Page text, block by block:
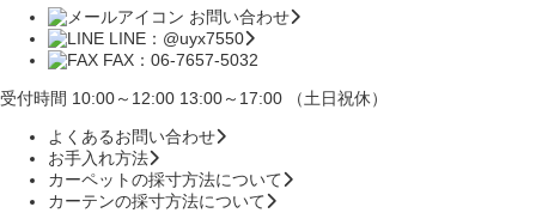
お問い合わせ
LINE：@uyx7550
FAX：06-7657-5032
受付時間 10:00～12:00 13:00～17:00 （土日祝休）
よくあるお問い合わせ
お手入れ方法
カーペットの採寸方法について
カーテンの採寸方法について